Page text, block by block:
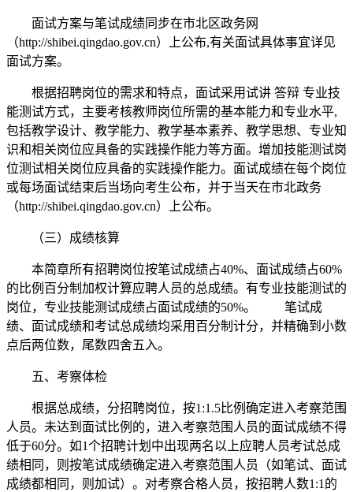
面试方案与笔试成绩同步在市北区政务网
（http://shibei.qingdao.gov.cn）上公布,有关面试具体事宜详见
面试方案。
根据招聘岗位的需求和特点，面试采用试讲 答辩 专业技
能测试方式，主要考核教师岗位所需的基本能力和专业水平,
包括教学设计、教学能力、教学基本素养、教学思想、专业知
识和相关岗位应具备的实践操作能力等方面。增加技能测试岗
位测试相关岗位应具备的实践操作能力。面试成绩在每个岗位
或每场面试结束后当场向考生公布，并于当天在市北政务
（http://shibei.qingdao.gov.cn）上公布。
（三）成绩核算
本简章所有招聘岗位按笔试成绩占40%、面试成绩占60%
的比例百分制加权计算应聘人员的总成绩。有专业技能测试的
岗位，专业技能测试成绩占面试成绩的50%。 笔试成
绩、面试成绩和考试总成绩均采用百分制计分，并精确到小数
点后两位数，尾数四舍五入。
五、考察体检
根据总成绩，分招聘岗位，按1:1.5比例确定进入考察范围
人员。未达到面试比例的，进入考察范围人员的面试成绩不得
低于60分。如1个招聘计划中出现两名以上应聘人员考试总成
绩相同，则按笔试成绩确定进入考察范围人员（如笔试、面试
成绩都相同，则加试）。对考察合格人员，按招聘人数1:1的